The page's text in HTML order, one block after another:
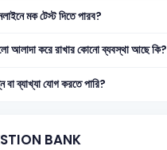
মক টেস্ট দিতে পারব?
আলাদা করে রাখার কোনো ব্যবস্থা আছে কি?
ব্যাখ্যা যোগ করতে পারি?
BANK